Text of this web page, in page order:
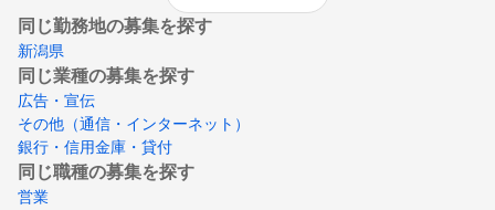
同じ勤務地の募集を探す
新潟県
同じ業種の募集を探す
広告・宣伝
その他（通信・インターネット）
銀行・信用金庫・貸付
同じ職種の募集を探す
営業